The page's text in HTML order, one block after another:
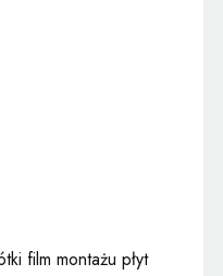
film montażu płyt